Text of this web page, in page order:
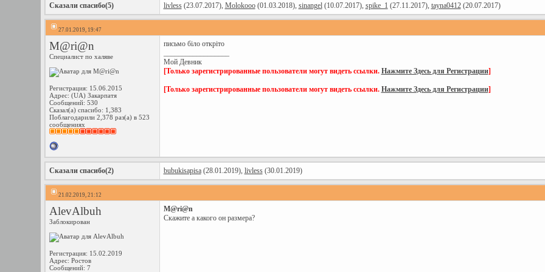
Сказали спасибо(5) livless(23.07.2017), Molokooo(01.03.2018), sinangel(10.07.2017), spike_1 (27.11.2017), tayna0412(20.07.2017)
27.01.2019, 19:47
M@ri@n
Специалист по халяве
Регистрация: 15.06.2015
Адрес: (UA) Закарпатя
Сообщений: 530
Сказал(а) спасибо: 1,383
Поблагодарили 2,378 раз(а) в 523
сообщениях
письмо біло откріто
Мой Девник
[Только зарегистрированные пользователи могут видеть ссылки. Нажмите Здесь для Регистрации]
[Только зарегистрированные пользователи могут видеть ссылки. Нажмите Здесь для Регистрации]
Сказали спасибо(2) bubukisapisa(28.01.2019), livless(30.01.2019)
21.02.2019, 21:12
AlevAlbuh
Заблокирован
Регистрация: 15.02.2019
Адрес: Ростов
Сообщений: 7
M@ri@n
Скажите а какого он размера?